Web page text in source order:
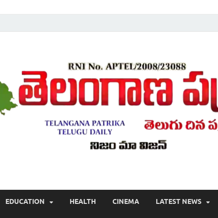
, తాజా వార్తలు , తెలుగు వార్తలు , బ్రేకింగ్ న్యూస్ తెలుగులో , తెలంగాణ లో తాజా
EDUCATION HEALTH CINEMA LATEST NEWS